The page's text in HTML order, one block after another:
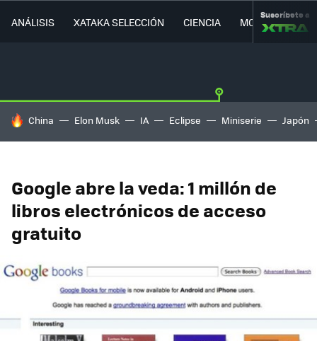
ANÁLISIS XATAKA SELECCIÓN CIENCIA MOVILIDAD
Suscríbete a
HOY SE HABLA DE
China Elon Musk IA Eclipse Miniserie Japón
Google abre la veda: 1 millón de
libros electrónicos de acceso
gratuito